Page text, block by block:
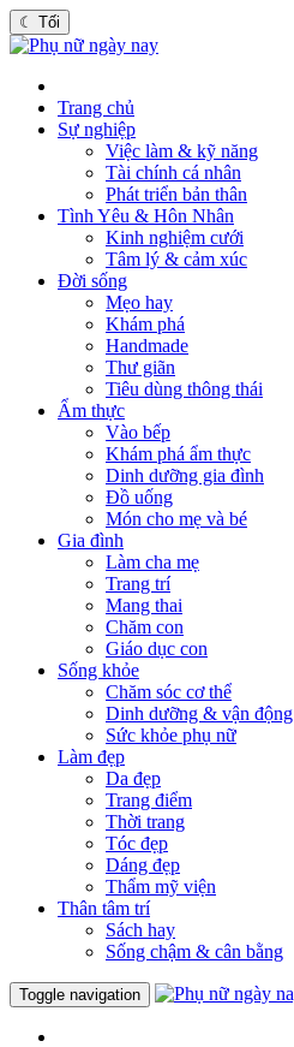
☾ Tối
Trang chủ
Sự nghiệp
Việc làm & kỹ năng
Tài chính cá nhân
Phát triển bản thân
Tình Yêu & Hôn Nhân
Kinh nghiệm cưới
Tâm lý & cảm xúc
Đời sống
Mẹo hay
Khám phá
Handmade
Thư giãn
Tiêu dùng thông thái
Ẩm thực
Vào bếp
Khám phá ẩm thực
Dinh dưỡng gia đình
Đồ uống
Món cho mẹ và bé
Gia đình
Làm cha mẹ
Trang trí
Mang thai
Chăm con
Giáo dục con
Sống khỏe
Chăm sóc cơ thể
Dinh dưỡng & vận động
Sức khỏe phụ nữ
Làm đẹp
Da đẹp
Trang điểm
Thời trang
Tóc đẹp
Dáng đẹp
Thẩm mỹ viện
Thân tâm trí
Sách hay
Sống chậm & cân bằng
Toggle navigation